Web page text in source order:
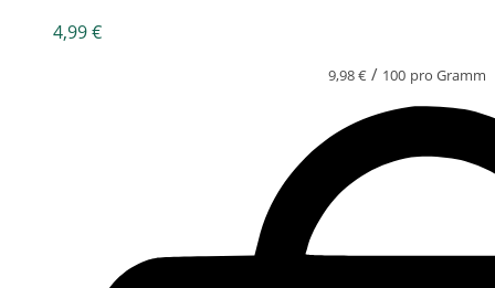
4,99€
9,98€ / 100 pro Gramm